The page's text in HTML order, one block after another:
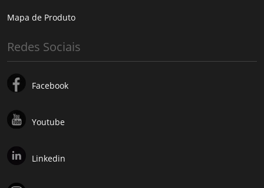
Mapa de Produto
Redes Sociais
Facebook
Youtube
Linkedin